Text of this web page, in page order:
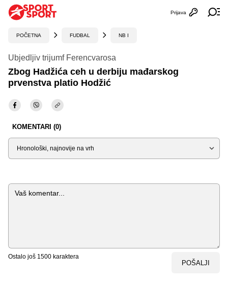
Otvori
Prijava
POČETNA FUDBAL NB I
Ubjedljiv trijumf Ferencvarosa
Zbog Hadžića ceh u derbiju mađarskog
prvenstva platio Hodžić
KOMENTARI (0)
Sortiraj
Komentar
Ostalo još 1500 karaktera
POŠALJI